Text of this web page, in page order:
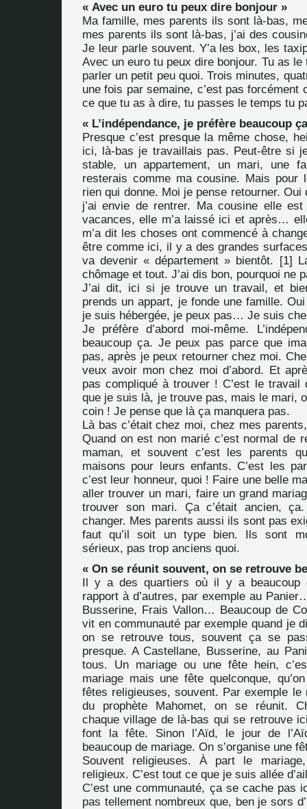
« Avec un euro tu peux dire bonjour »
Ma famille, mes parents ils sont là-bas,
mes parents ils sont là-bas, j’ai des
Je leur parle souvent. Y’a les box, les
Avec un euro tu peux dire bonjour. Tu as
parler un petit peu quoi. Trois minutes,
une fois par semaine, c’est pas forcément
ce que tu as à dire, tu passes le temps tu
« L’indépendance, je préfère beaucoup
Presque c’est presque la même chose,
ici, là-bas je travaillais pas. Peut-être si
stable, un appartement, un mari, une
resterais comme ma cousine. Mais pour
rien qui donne. Moi je pense retourner. Oui
j’ai envie de rentrer. Ma cousine elle
vacances, elle m’a laissé ici et après…
m’a dit les choses ont commencé à
être comme ici, il y a des grandes
va devenir « département » bientôt. [1]
chômage et tout. J’ai dis bon, pourquoi ne
J’ai dit, ici si je trouve un travail, et
prends un appart, je fonde une famille.
je suis hébergée, je peux pas… Je suis
Je préfère d’abord moi-même.
beaucoup ça. Je peux pas parce que
pas, après je peux retourner chez moi.
veux avoir mon chez moi d’abord. Et
pas compliqué à trouver ! C’est le travail
que je suis là, je trouve pas, mais le mari,
coin ! Je pense que là ça manquera pas.
Là bas c’était chez moi, chez mes
Quand on est non marié c’est normal de
maman, et souvent c’est les parents
maisons pour leurs enfants. C’est les
c’est leur honneur, quoi ! Faire une belle
aller trouver un mari, faire un grand
trouver son mari. Ça c’était ancien,
changer. Mes parents aussi ils sont pas
faut qu’il soit un type bien. Ils sont
sérieux, pas trop anciens quoi.
« On se réunit souvent, on se retrouve
Il y a des quartiers où il y a beaucoup
rapport à d’autres, par exemple au
Busserine, Frais Vallon… Beaucoup de
vit en communauté par exemple quand je
on se retrouve tous, souvent ça se
presque. A Castellane, Busserine, au
tous. Un mariage ou une fête hein,
mariage mais une fête quelconque,
fêtes religieuses, souvent. Par exemple le
du prophète Mahomet, on se réunit.
chaque village de là-bas qui se retrouve
font la fête. Sinon l’Aïd, le jour de
beaucoup de mariage. On s’organise une
Souvent religieuses. À part le
religieux. C’est tout ce que je suis allée
C’est une communauté, ça se cache pas
pas tellement nombreux que, ben je sors